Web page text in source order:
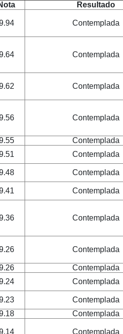
Resultado
Contemplada
Contemplada
Contemplada
Contemplada
Contemplada
Contemplada
Contemplada
Contemplada
Contemplada
Contemplada
Contemplada
Contemplada
Contemplada
Contemplada
Contemplada